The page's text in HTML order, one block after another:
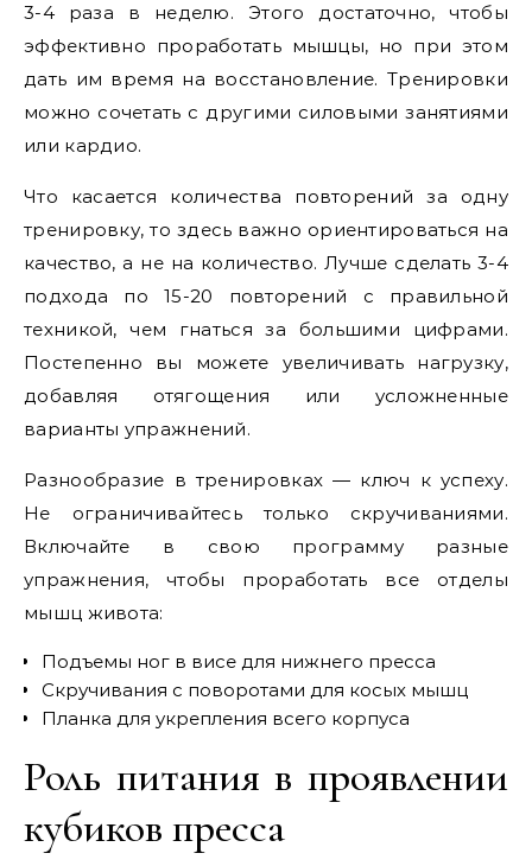
3-4 раза в неделю. Этого достаточно, чтобы
эффективно проработать мышцы, но при этом
дать им время на восстановление. Тренировки
можно сочетать с другими силовыми занятиями
или кардио.
Что касается количества повторений за одну
тренировку, то здесь важно ориентироваться на
качество, а не на количество. Лучше сделать 3-4
подхода по 15-20 повторений с правильной
техникой, чем гнаться за большими цифрами.
Постепенно вы можете увеличивать нагрузку,
добавляя отягощения или усложненные
варианты упражнений.
Разнообразие в тренировках — ключ к успеху.
Не ограничивайтесь только скручиваниями.
Включайте в свою программу разные
упражнения, чтобы проработать все отделы
мышц живота:
Подъемы ног в висе для нижнего пресса
Скручивания с поворотами для косых мышц
Планка для укрепления всего корпуса
Роль питания в проявлении
кубиков пресса